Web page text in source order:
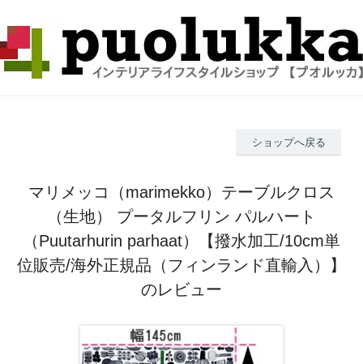
ショップへ戻る
マリメッコ（marimekko）テーブルクロス
（生地） プータルフリン パルハート
（Puutarhurin parhaat）【撥水加工/10cm単
位販売/海外正規品（フィンランド直輸入）】
のレビュー